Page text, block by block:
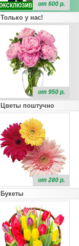
от 600 р.
Только у нас!
от 950 р.
Цветы поштучно
от 280 р.
Букеты